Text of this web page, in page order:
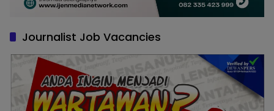
Journalist Job Vacancies